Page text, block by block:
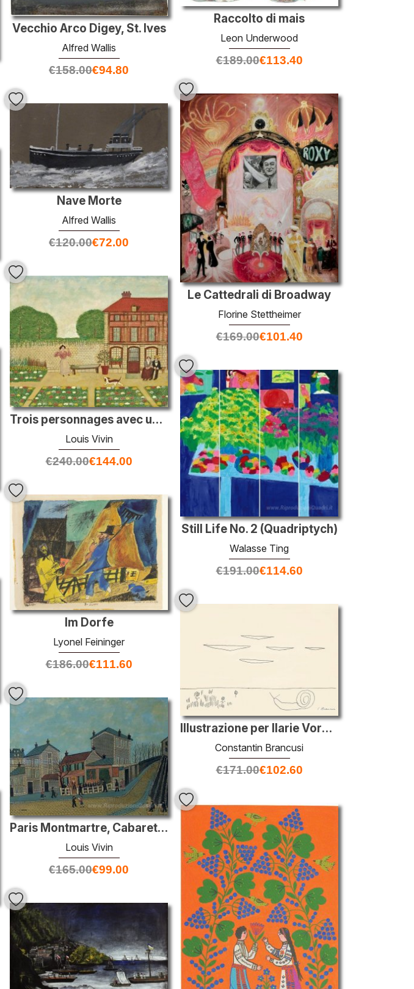
Vecchio Arco Digey, St. Ives
Alfred Wallis
€158.00€94.80
Raccolto di mais
Leon Underwood
€189.00€113.40
Le Cattedrali di Broadway
Florine Stettheimer
€169.00€101.40
Nave Morte
Alfred Wallis
€120.00€72.00
Trois personnages avec un chien
Louis Vivin
€240.00€144.00
Still Life No. 2 (Quadriptych)
Walasse Ting
€191.00€114.60
Im Dorfe
Lyonel Feininger
€186.00€111.60
Illustrazione per Ilarie Voronca di "Plante ?i animale"
Constantin Brancusi
€171.00€102.60
Paris Montmartre, Cabaret Lapin Agile
Louis Vivin
€165.00€99.00